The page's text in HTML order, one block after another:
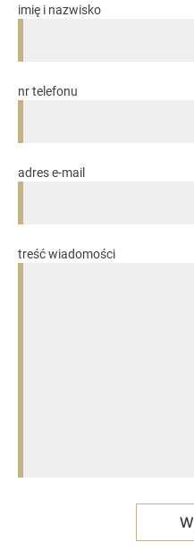
imię i nazwisko
nr telefonu
adres e-mail
treść wiadomości